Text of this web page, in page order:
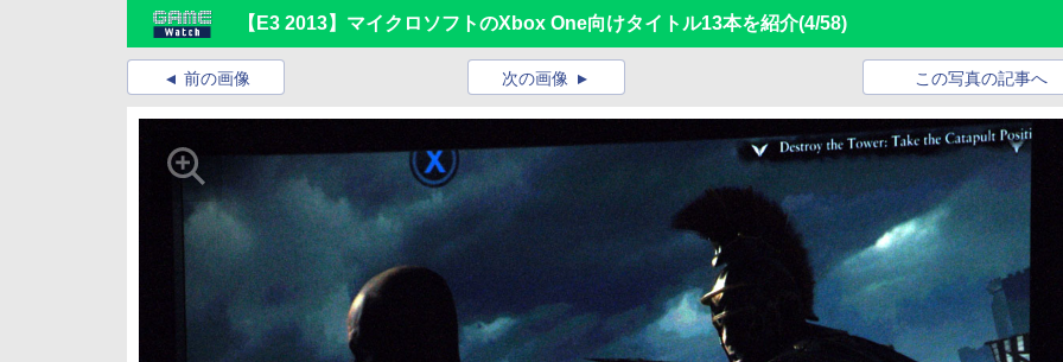
【E3 2013】マイクロソフトのXbox One向けタイトル13本を紹介(4/58)
前の画像 この写真の記事へ
次の画像